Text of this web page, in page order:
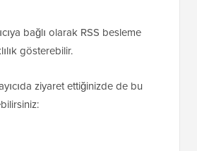
bağlı olarak RSS besleme
gösterebilir.
ziyaret ettiğinizde de bu